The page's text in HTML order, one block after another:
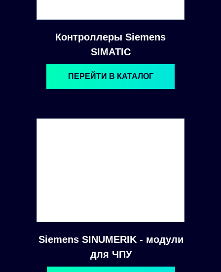
Контроллеры Siemens
SIMATIC
Siemens SINUMERIK - модули
для ЧПУ
ПЕРЕЙТИ В КАТАЛОГ